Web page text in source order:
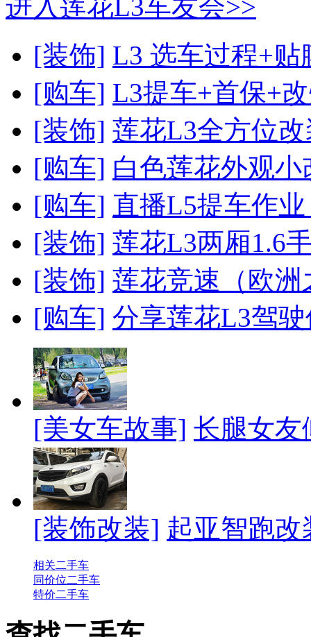
进入莲花L3车友会>>
[装饰] L3 选车过程+贴
[购车] L3提车+首保+
[装饰] 莲花L3全方位
[购车] 白色莲花外观
[购车] 直播L5提车作
[装饰] 莲花L3两厢1.6
[装饰] 莲花竞速（欧
[购车] 分享莲花L3驾
[美女车故事] 长腿女友
[装饰改装] 起亚智跑
相关二手车
同价位二手车
特价二手车